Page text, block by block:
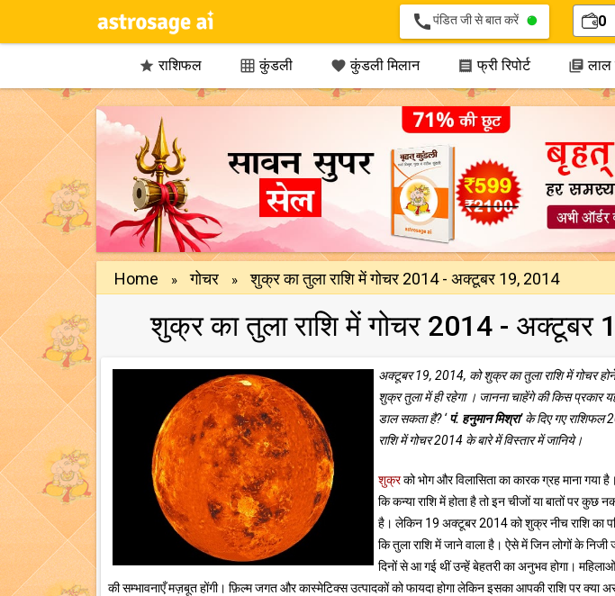
callपंडित जी से बात करें 0
 राशिफल  कुंडली  कुंडली मिलान  फ्री रिपोर्ट  लाल
Home » गोचर » शुक्र का तुला राशि में गोचर 2014 - अक्टूबर 19, 2014
शुक्र का तुला राशि में गोचर 2014 - अक्टूबर
अक्टूबर 19, 2014, को शुक्र का तुला राशि में गोचर
शुक्र तुला में ही रहेगा । जानना चाहेंगे की किस प्रकार
डाल सकता है? ‘पं. हनुमान मिश्रा’के दिए गए राशिफल
राशि में गोचर 2014 के बारे में विस्तार में जानिये।
शुक्रको भोग और विलासिता का कारक ग्रह माना गया
कि कन्या राशि में होता है तो इन चीजों या बातों पर कुछ
है। लेकिन 19 अक्टूबर 2014 को शुक्र नीच राशि का
कि तुला राशि में जाने वाला है। ऐसे में जिन लोगों के
दिनों से आ गई थीं उन्हें बेहतरी का अनुभव होगा।
की सम्भावनाएँ मज़बूत होंगी। फ़िल्म जगत और कास्मेटिक्स उत्पादकों को फायदा होगा लेकिन इसका आपकी राशि पर क्या